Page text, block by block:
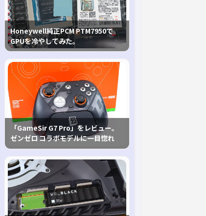
Honeywell純正PCM PTM7950で
GPUを冷やしてみた。
「GameSir G7 Pro」をレビュー。
ゼンゼロ コラボモデルに一目惚れ